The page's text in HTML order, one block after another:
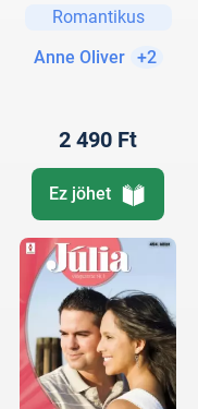
Előnyös üzlet,
szerelemtől!)
Romantikus
Anne Oliver
+2
2 490 Ft
Ez jöhet